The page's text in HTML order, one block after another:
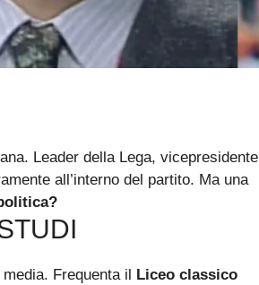
Leader della Lega, vicepresidente
all’interno del partito. Ma una
Frequenta il
Liceo classico